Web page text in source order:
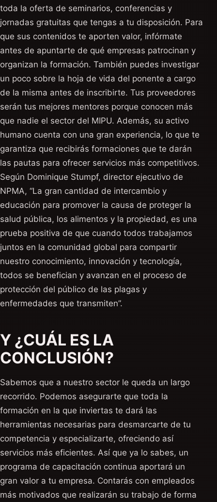
toda la oferta de seminarios, conferencias y
jornadas gratuitas que tengas a tu disposición. Para
que sus contenidos te aporten valor, infórmate
antes de apuntarte de qué empresas patrocinan y
organizan la formación. También puedes investigar
un poco sobre la hoja de vida del ponente a cargo
de la misma antes de inscribirte. Tus proveedores
serán tus mejores mentores porque conocen más
que nadie el sector del MIPU. Además, su activo
humano cuenta con una gran experiencia, lo que te
garantiza que recibirás formaciones que te darán
las pautas para ofrecer servicios más competitivos.
Según Dominique Stumpf, director ejecutivo de
NPMA, “La gran cantidad de intercambio y
educación para promover la causa de proteger la
salud pública, los alimentos y la propiedad, es una
prueba positiva de que cuando todos trabajamos
juntos en la comunidad global para compartir
nuestro conocimiento, innovación y tecnología,
todos se benefician y avanzan en el proceso de
protección del público de las plagas y
enfermedades que transmiten”.
Y ¿CUÁL ES LA
CONCLUSIÓN?
Sabemos que a nuestro sector le queda un largo
recorrido. Podemos asegurarte que toda la
formación en la que inviertas te dará las
herramientas necesarias para desmarcarte de tu
competencia y especializarte, ofreciendo así
servicios más eficientes. Así que ya lo sabes, un
programa de capacitación continua aportará un
gran valor a tu empresa. Contarás con empleados
más motivados que realizarán su trabajo de forma